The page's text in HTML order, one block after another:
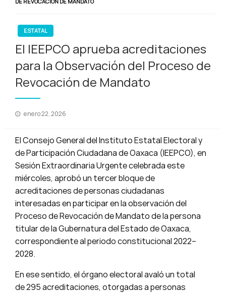
ESTATAL
El IEEPCO aprueba acreditaciones
para la Observación del Proceso de
Revocación de Mandato
Publicado
enero 22, 2026
El Consejo General del Instituto Estatal Electoral y
de Participación Ciudadana de Oaxaca (IEEPCO), en
Sesión Extraordinaria Urgente celebrada este
miércoles, aprobó un tercer bloque de
acreditaciones de personas ciudadanas
interesadas en participar en la observación del
Proceso de Revocación de Mandato de la persona
titular de la Gubernatura del Estado de Oaxaca,
correspondiente al periodo constitucional 2022–
2028.
En ese sentido, el órgano electoral avaló un total
de 295 acreditaciones, otorgadas a personas